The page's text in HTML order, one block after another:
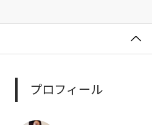

プロフィール